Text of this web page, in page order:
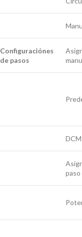
Configuraciónes
de pasos
DCM
paso